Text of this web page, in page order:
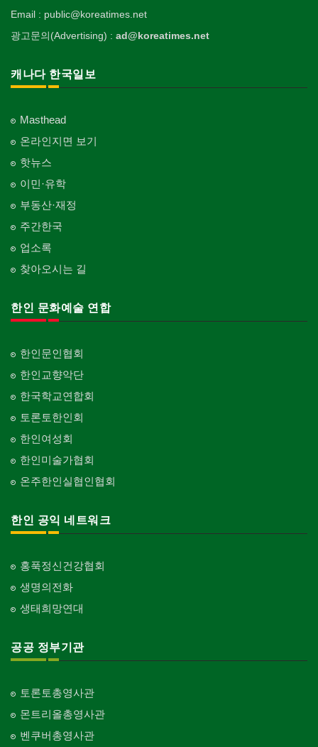
Email : public@koreatimes.net
광고문의(Advertising) : ad@koreatimes.net
캐나다 한국일보
Masthead
온라인지면 보기
핫뉴스
이민·유학
부동산·재정
주간한국
업소록
찾아오시는 길
한인 문화예술 연합
한인문인협회
한인교향악단
한국학교연합회
토론토한인회
한인여성회
한인미술가협회
온주한인실협인협회
한인 공익 네트워크
홍푹정신건강협회
생명의전화
생태희망연대
공공 정부기관
토론토총영사관
몬트리올총영사관
벤쿠버총영사관